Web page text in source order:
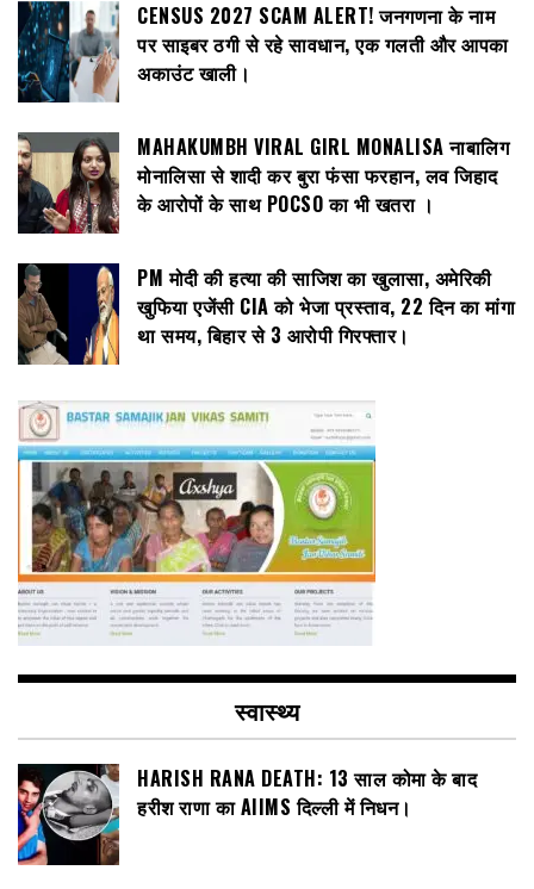
CENSUS 2027 SCAM ALERT! जनगणना के नाम
पर साइबर ठगी से रहे सावधान, एक गलती और आपका
अकाउंट खाली।
MAHAKUMBH VIRAL GIRL MONALISA नाबालिग
मोनालिसा से शादी कर बुरा फंसा फरहान, लव जिहाद
के आरोपों के साथ POCSO का भी खतरा ।
PM मोदी की हत्या की साजिश का खुलासा, अमेरिकी
खुफिया एजेंसी CIA को भेजा प्रस्ताव, 22 दिन का मांगा
था समय, बिहार से 3 आरोपी गिरफ्तार।
स्वास्थ्य
HARISH RANA DEATH: 13 साल कोमा के बाद
हरीश राणा का AIIMS दिल्ली में निधन।